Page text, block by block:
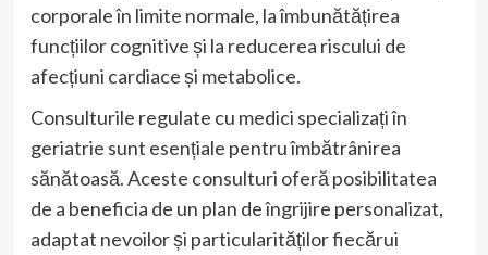
corporale în limite normale, la îmbunătățirea
funcțiilor cognitive și la reducerea riscului de
afecțiuni cardiace și metabolice.
Consulturile regulate cu medici specializați în
geriatrie sunt esențiale pentru îmbătrânirea
sănătoasă. Aceste consulturi oferă posibilitatea
de a beneficia de un plan de îngrijire personalizat,
adaptat nevoilor și particularităților fiecărui